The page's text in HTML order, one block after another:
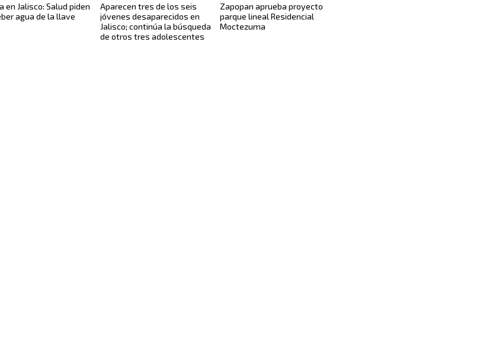
en Jalisco: Salud piden
agua de la llave
Aparecen tres de los seis
jóvenes desaparecidos en
Jalisco; continúa la búsqueda
de otros tres adolescentes
Zapopan aprueba proyecto
parque lineal Residencial
Moctezuma